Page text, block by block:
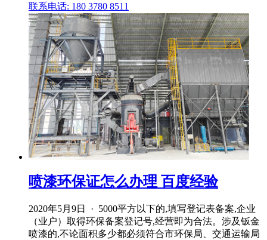
联系电话: 180 3780 8511
喷漆环保证怎么办理 百度经验
2020年5月9日 · 5000平方以下的,填写登记表备案,企业
（业户）取得环保备案登记号,经营即为合法。涉及钣金
喷漆的,不论面积多少都必须符合市环保局、交通运输局